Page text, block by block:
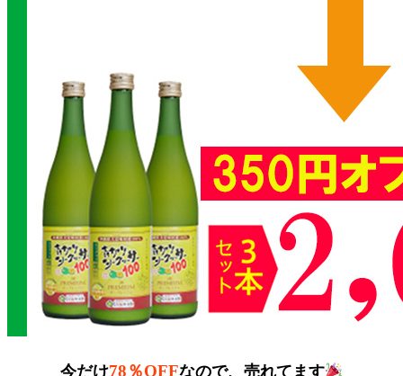
今だけ78％OFFなので、売れてます